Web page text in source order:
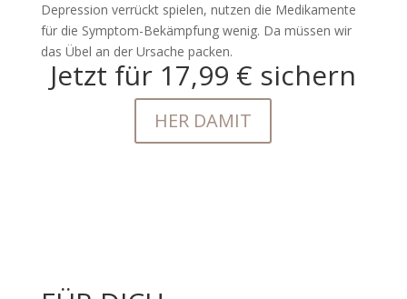
Depression verrückt spielen, nutzen die Medikamente
für die Symptom-Bekämpfung wenig. Da müssen wir
das Übel an der Ursache packen.
Jetzt für 17,99 € sichern
HER DAMIT